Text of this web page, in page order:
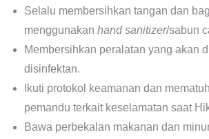
Selalu membersihkan tangan dan
menggunakan hand sanitizer/sabun
Membersihkan peralatan yang akan
disinfektan.
Ikuti protokol keamanan dan
pemandu terkait keselamatan saat
Bawa perbekalan makanan dan